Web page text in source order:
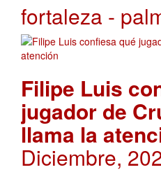
fortaleza -
Filipe Luis
jugador de
llama la
Diciembre,